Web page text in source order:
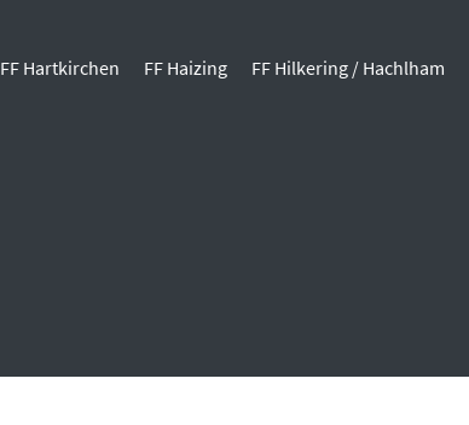
FF Hartkirchen FF Haizing FF Hilkering / Hachlham